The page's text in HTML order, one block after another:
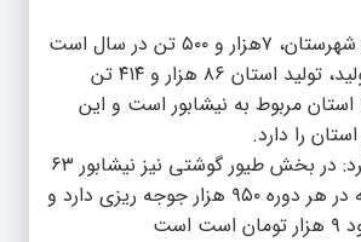
تولید گوشت قرمز شهرستان، ۷هزار و ۵۰۰ تن در سال است
که از این میزان تولید، تولید استان ۸۶ هزار و ۴۱۴ تن
۷ تولید استان مربوط به نیشابور است و این
را دارد.
وی خاطر نشان کرد: در بخش طیور گوشتی نیز نیشابور ۶۳
واحد فعال دارد که در هر دوره ۹۵۰ هزار جوجه ریزی دارد و